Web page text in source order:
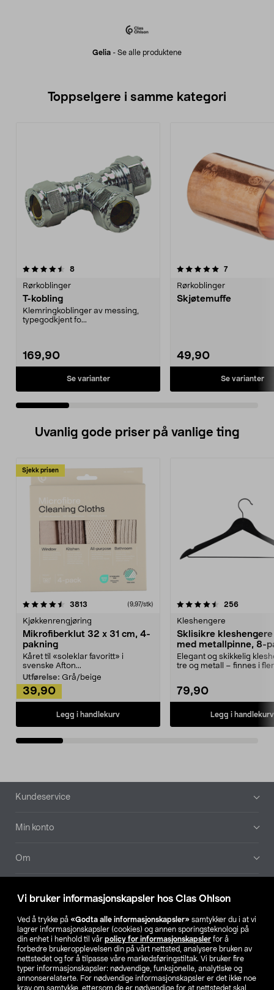
Vi bruker informasjonskapsler hos Clas Ohlson
Ved å trykke på «Godta alle informasjonskapsler» samtykker du i at vi
lagrer informasjonskapsler (cookies) og annen sporingsteknologi på
din enhet i henhold til vår policy for informasjonskapsler for å
forbedre brukeropplevelsen din på vårt nettsted, analysere bruken av
nettstedet og for å tilpasse våre markedsføringstiltak. Vi bruker fire
typer informasjonskapsler: nødvendige, funksjonelle, analytiske og
annonserelaterte. For nødvendige informasjonskapsler er det ikke noe
krav om samtykke, ettersom de er nødvendige for at nettstedet skal
Gelia - Se alle produktene
Toppselgere i samme kategori
8anmeldelser
Rørkoblinger
T-kobling
Klemringkoblinger av messing,
typegodkjent fo...
169,90
Se varianter
5.0 av 5 stjerner 7anmeldelser
Rørkoblinger
Skjøtemuffe
49,90
Se varianter
5.0 av 5 stjerner
Uvanlig gode priser på vanlige ting
Sjekk prisen
3813 anmeldelser(9,97/stk)
Kjøkkenrengjøring
Mikrofiberklut 32 x 31 cm, 4-
pakning
Kåret til «soleklar favoritt» i
svenske Afton...
Utførelse: Grå/beige
39,90
Legg i handlekurv
4.5av 5 stjerner 256
Kleshengere
Sklisikre
med metallpinne, 8-
Elegant og skikkelig
tre og metall – finnes i
79,90
Legg i handlekurv
4.5av 5 stjerner
Bunntekst
Kundeservice
Min konto
Om
Våre selskaper
Finn din butikk
SE NO FI